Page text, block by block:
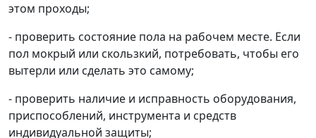
этом проходы;
- проверить состояние пола на рабочем месте. Если
пол мокрый или скользкий, потребовать, чтобы его
вытерли или сделать это самому;
- проверить наличие и исправность оборудования,
приспособлений, инструмента и средств
индивидуальной защиты;